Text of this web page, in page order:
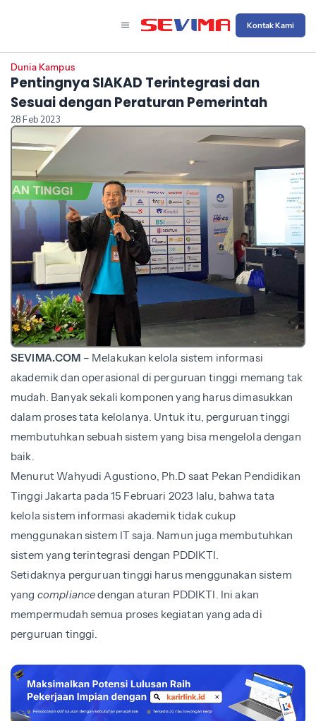
Kontak Kami
Dunia Kampus
Pentingnya SIAKAD Terintegrasi dan
Sesuai dengan Peraturan Pemerintah
28 Feb 2023
SEVIMA.COM – Melakukan kelola sistem informasi
akademik dan operasional di perguruan tinggi memang tak
mudah. Banyak sekali komponen yang harus dimasukkan
dalam proses tata kelolanya. Untuk itu, perguruan tinggi
membutuhkan sebuah sistem yang bisa mengelola dengan
baik.
Menurut Wahyudi Agustiono, Ph.D saat Pekan Pendidikan
Tinggi Jakarta pada 15 Februari 2023 lalu, bahwa tata
kelola sistem informasi akademik tidak cukup
menggunakan sistem IT saja. Namun juga membutuhkan
sistem yang terintegrasi dengan PDDIKTI.
Setidaknya perguruan tinggi harus menggunakan sistem
yang compliancedengan aturan PDDIKTI. Ini akan
mempermudah semua proses kegiatan yang ada di
perguruan tinggi.